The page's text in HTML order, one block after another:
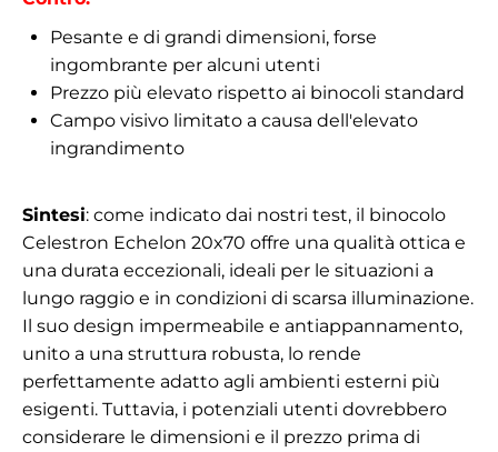
Pesante e di grandi dimensioni, forse
ingombrante per alcuni utenti
Prezzo più elevato rispetto ai binocoli standard
Campo visivo limitato a causa dell'elevato
ingrandimento
Sintesi: come indicato dai nostri test, il binocolo
Celestron Echelon 20x70 offre una qualità ottica e
una durata eccezionali, ideali per le situazioni a
lungo raggio e in condizioni di scarsa illuminazione.
Il suo design impermeabile e antiappannamento,
unito a una struttura robusta, lo rende
perfettamente adatto agli ambienti esterni più
esigenti. Tuttavia, i potenziali utenti dovrebbero
considerare le dimensioni e il prezzo prima di